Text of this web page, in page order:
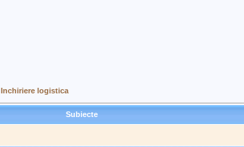
Inchiriere logistica
Subiecte